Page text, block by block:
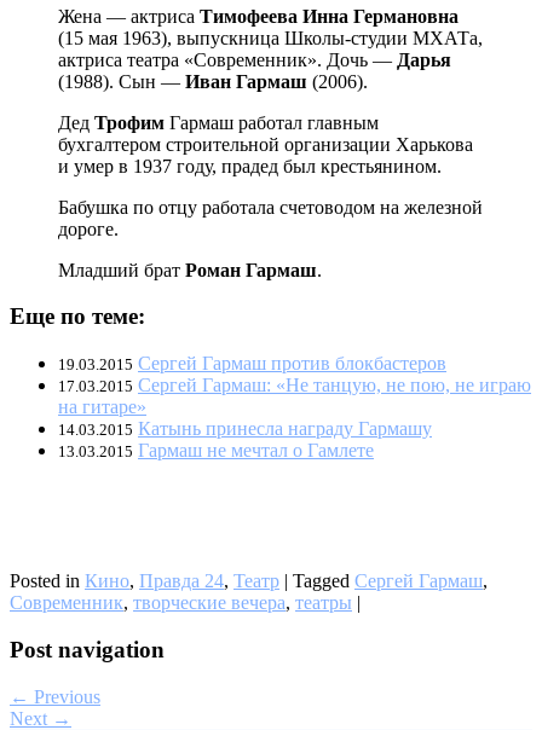
Жена — актриса Тимофеева Инна Германовна
(15 мая 1963), выпускница Школы-студии МХАТа,
актриса театра «Современник». Дочь — Дарья
(1988). Сын — Иван Гармаш (2006).
Дед Трофим Гармаш работал главным
бухгалтером строительной организации Харькова
и умер в 1937 году, прадед был крестьянином.
Бабушка по отцу работала счетоводом на железной
дороге.
Младший брат Роман Гармаш.
Еще по теме:
19.03.2015 Сергей Гармаш против блокбастеров
17.03.2015 Сергей Гармаш: «Не танцую, не пою, не играю
на гитаре»
14.03.2015 Катынь принесла награду Гармашу
13.03.2015 Гармаш не мечтал о Гамлете
Posted in Кино, Правда 24, Театр | Tagged Сергей Гармаш,
Современник, творческие вечера, театры |
Post navigation
← Previous
Next →